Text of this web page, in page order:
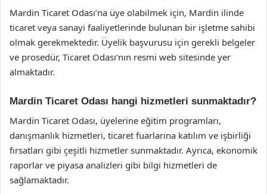
Mardin Ticaret Odası’na üye olabilmek için, Mardin ilinde
ticaret veya sanayi faaliyetlerinde bulunan bir işletme sahibi
olmak gerekmektedir. Üyelik başvurusu için gerekli belgeler
ve prosedür, Ticaret Odası’nın resmi web sitesinde yer
almaktadır.
Mardin Ticaret Odası hangi hizmetleri sunmaktadır?
Mardin Ticaret Odası, üyelerine eğitim programları,
danışmanlık hizmetleri, ticaret fuarlarına katılım ve işbirliği
fırsatları gibi çeşitli hizmetler sunmaktadır. Ayrıca, ekonomik
raporlar ve piyasa analizleri gibi bilgi hizmetleri de
sağlamaktadır.